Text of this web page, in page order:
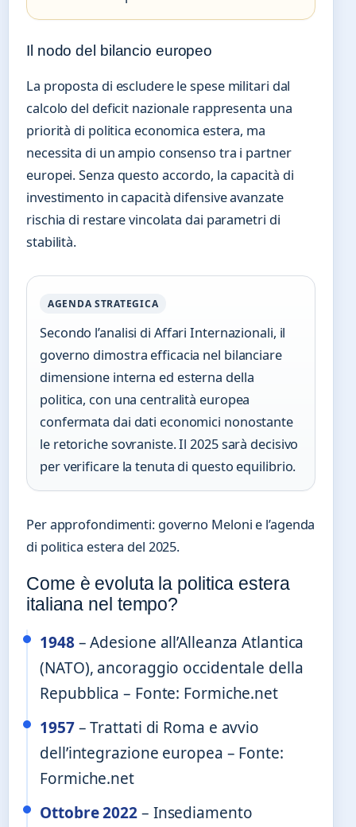
Il nodo del bilancio europeo
La proposta di escludere le spese militari dal
calcolo del deficit nazionale rappresenta una
priorità di politica economica estera, ma
necessita di un ampio consenso tra i partner
europei. Senza questo accordo, la capacità di
investimento in capacità difensive avanzate
rischia di restare vincolata dai parametri di
stabilità.
AGENDA STRATEGICA
Secondo l’analisi di Affari Internazionali, il
governo dimostra efficacia nel bilanciare
dimensione interna ed esterna della
politica, con una centralità europea
confermata dai dati economici nonostante
le retoriche sovraniste. Il 2025 sarà decisivo
per verificare la tenuta di questo equilibrio.
Per approfondimenti: governo Meloni e l’agenda
di politica estera del 2025.
Come è evoluta la politica estera
italiana nel tempo?
1948– Adesione all’Alleanza Atlantica
(NATO), ancoraggio occidentale della
Repubblica – Fonte: Formiche.net
1957– Trattati di Roma e avvio
dell’integrazione europea – Fonte:
Formiche.net
Ottobre 2022– Insediamento